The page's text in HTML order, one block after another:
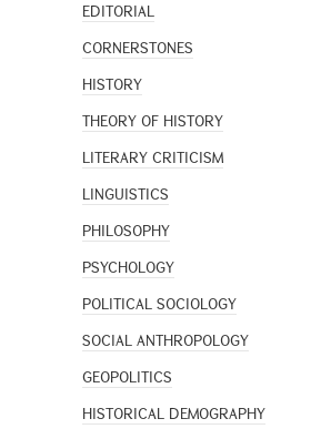
EDITORIAL
CORNERSTONES
HISTORY
THEORY OF HISTORY
LITERARY CRITICISM
LINGUISTICS
PHILOSOPHY
PSYCHOLOGY
POLITICAL SOCIOLOGY
SOCIAL ANTHROPOLOGY
GEOPOLITICS
HISTORICAL DEMOGRAPHY